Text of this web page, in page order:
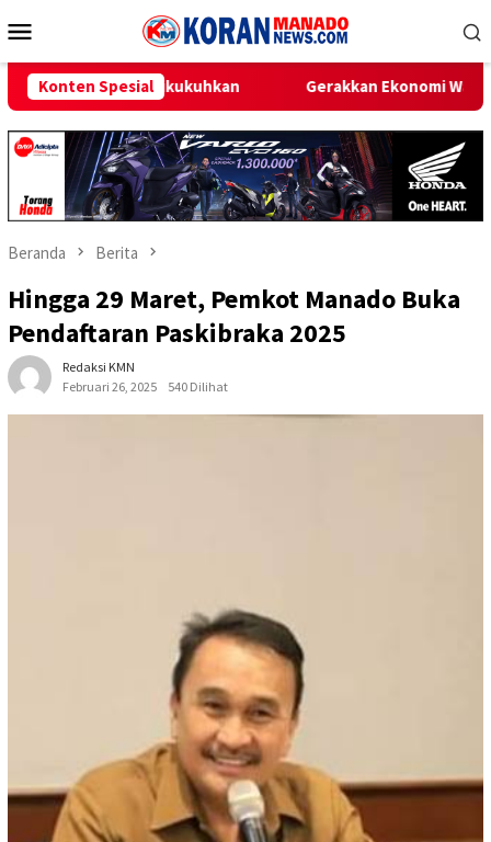
ke
Mobile
Konten SpesialGerakkan Ekonomi Warga dan Perkenalkan Produk
Beranda Berita
Hingga 29 Maret, Pemkot Manado Buka
Pendaftaran Paskibraka 2025
Redaksi KMN
Februari 26, 2025
540 Dilihat